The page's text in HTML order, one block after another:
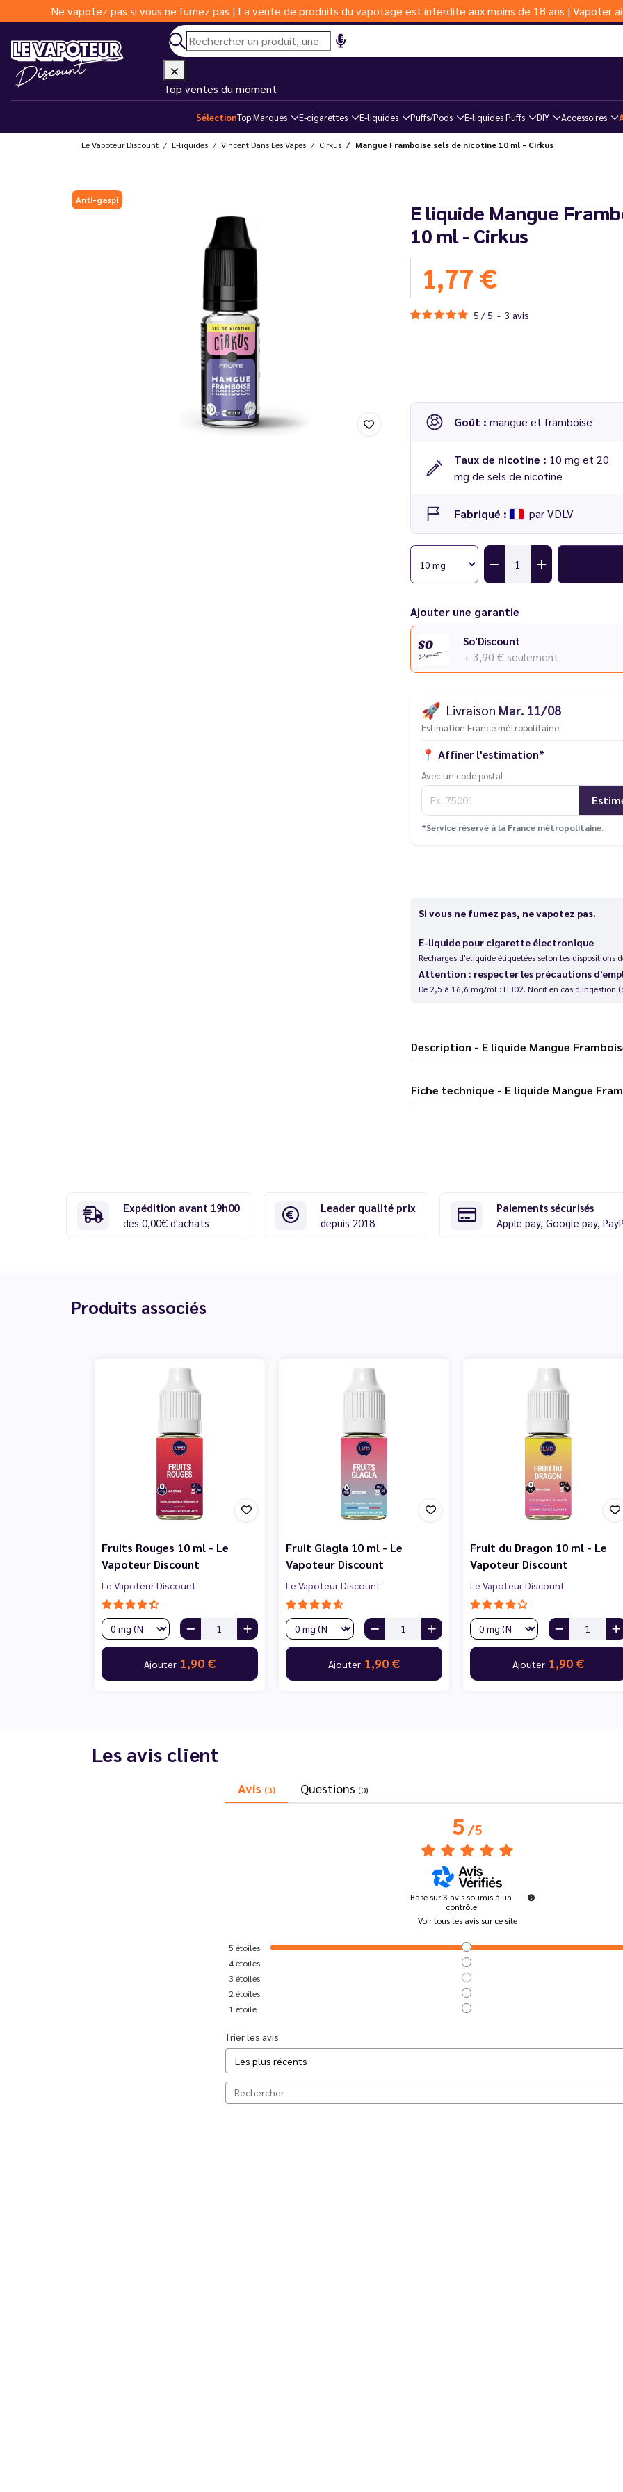
Ne vapotez pas si vous ne fumez pas | La vente de produits du vapotage est interdite aux moins de 18 ans | Vapoter
Top ventes du moment
SélectionTop Marques E-cigarettes E-liquides Puffs/Pods E-liquides Puffs DIY Accessoires
Le Vapoteur Discount E-liquides Vincent Dans Les Vapes Cirkus Mangue Framboise sels de nicotine 10 ml - Cirkus
Anti-gaspi
E liquide Mangue
10 ml - Cirkus
1,77 €
5 / 5 - 3 avis
Goût : mangue et framboise
Taux de nicotine : 10 mg et 20
mg de sels de nicotine
Fabriqué : par VDLV
Ajouter une garantie
So'Discount
+ 3,90 € seulement
🚀 Livraison Mar. 11/08
Estimation France métropolitaine
📍 Affiner l'estimation*
Avec un code postal
*Service réservé à la France métropolitaine.
Si vous ne fumez pas, ne vapotez pas.
E-liquide pour cigarette électronique
Recharges d'eliquide étiquetées selon les
Attention : respecter les précautions
De 2,5 à 16,6 mg/ml : H302. Nocif en cas d'ingestion
Description - E liquide Mangue
Fiche technique - E liquide
Expédition avant 19h00
dès 0,00€ d'achats
Leader qualité prix
depuis 2018
Paiements sécurisés
Apple pay, Google pay,
Produits associés
Fruits Rouges 10 ml - Le
Vapoteur Discount
Le Vapoteur Discount
Ajouter 1,90 €
Fruit Glagla 10 ml - Le
Vapoteur Discount
Le Vapoteur Discount
Ajouter 1,90 €
Fruit du Dragon 10 ml - Le
Vapoteur Discount
Le Vapoteur Discount
Ajouter 1,90 €
Les avis client
Avis (3) Questions (0)
5/5
Basé sur3 avis soumis à un
contrôle
Voir tous les avis sur ce site
5 étoiles
4étoiles
3 étoiles
2 étoiles
1 étoile
Trier les avis